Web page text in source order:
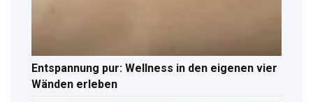
Entspannung pur: Wellness in den eigenen vier
Wänden erleben